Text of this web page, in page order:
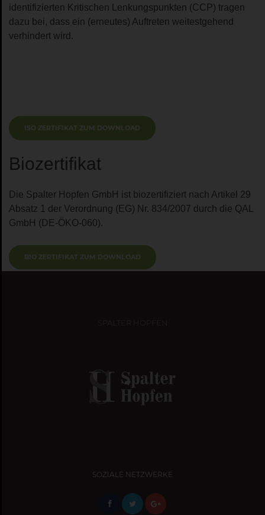
identifizierten Kritischen Lenkungspunkten (CCP) tragen
dazu bei, dass ein (erneutes) Auftreten weitestgehend
verhindert wird.
ISO ZERTIFIKAT ZUM DOWNLOAD
Biozertifikat
Die Spalter Hopfen GmbH ist biozertifiziert nach Artikel 29
Absatz 1 der Verordnung (EG) Nr. 834/2007 durch die QAL
GmbH (DE-ÖKO-060).
BIO ZERTIFIKAT ZUM DOWNLOAD
SOZIALE NETZWERKE